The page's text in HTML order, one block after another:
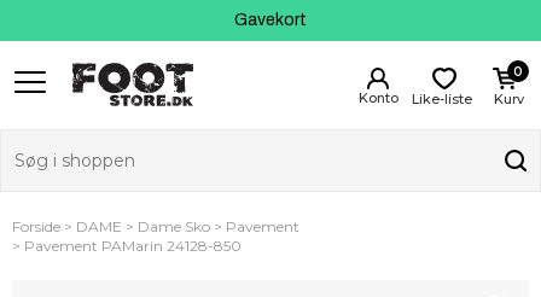
Gavekort
Kundeservice
Kurv
0
Like-liste
Forside DAME Dame Sko
Pavement
Pavement PAMarin 24128-850